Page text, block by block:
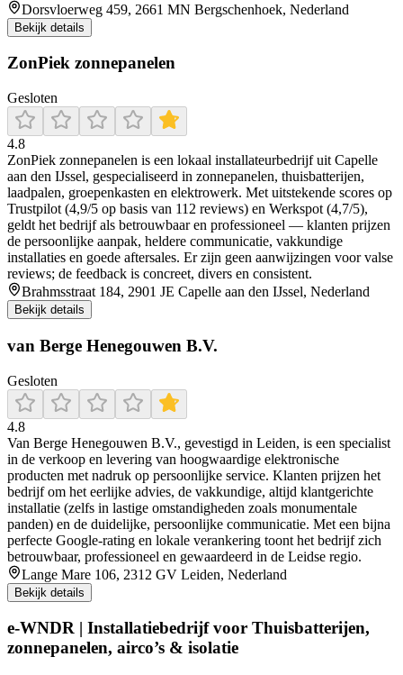
Dorsvloerweg 459, 2661 MN Bergschenhoek, Nederland
Bekijk details
ZonPiek zonnepanelen
Gesloten
4.8
ZonPiek zonnepanelen is een lokaal installateurbedrijf uit Capelle
aan den IJssel, gespecialiseerd in zonnepanelen, thuisbatterijen,
laadpalen, groepenkasten en elektrowerk. Met uitstekende scores op
Trustpilot (4,9/5 op basis van 112 reviews) en Werkspot (4,7/5),
geldt het bedrijf als betrouwbaar en professioneel — klanten prijzen
de persoonlijke aanpak, heldere communicatie, vakkundige
installaties en goede aftersales. Er zijn geen aanwijzingen voor valse
reviews; de feedback is concreet, divers en consistent.
Brahmsstraat 184, 2901 JE Capelle aan den IJssel, Nederland
Bekijk details
van Berge Henegouwen B.V.
Gesloten
4.8
Van Berge Henegouwen B.V., gevestigd in Leiden, is een specialist
in de verkoop en levering van hoogwaardige elektronische
producten met nadruk op persoonlijke service. Klanten prijzen het
bedrijf om het eerlijke advies, de vakkundige, altijd klantgerichte
installatie (zelfs in lastige omstandigheden zoals monumentale
panden) en de duidelijke, persoonlijke communicatie. Met een bijna
perfecte Google-rating en lokale verankering toont het bedrijf zich
betrouwbaar, professioneel en gewaardeerd in de Leidse regio.
Lange Mare 106, 2312 GV Leiden, Nederland
Bekijk details
e-WNDR | Installatiebedrijf voor Thuisbatterijen,
zonnepanelen, airco’s & isolatie